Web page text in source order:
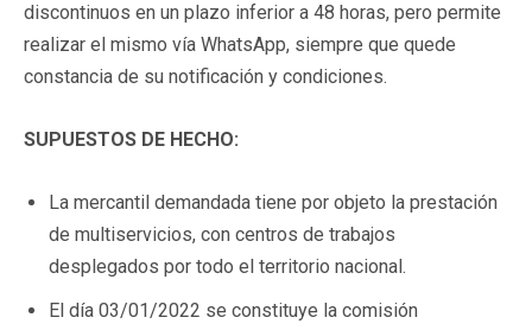
discontinuos en un plazo inferior a 48 horas, pero permite
realizar el mismo vía WhatsApp, siempre que quede
constancia de su notificación y condiciones.
SUPUESTOS DE HECHO:
La mercantil demandada tiene por objeto la prestación
de multiservicios, con centros de trabajos
desplegados por todo el territorio nacional.
El día 03/01/2022 se constituye la comisión